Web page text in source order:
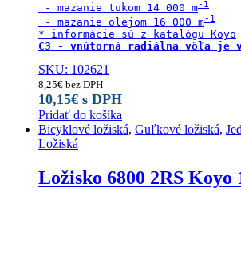
- mazanie tukom 14 000 m
- mazanie olejom 16 000 m
C3 - vnútorná radiálna vôľa je
SKU: 102621
8,25€ bez DPH
10,15€ s DPH
Pridať do košíka
Bicyklové ložiská, Guľkové ložiská,
Ložiská
Ložisko 6800 2RS Koyo